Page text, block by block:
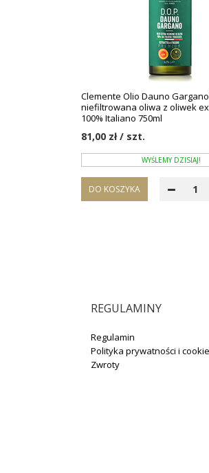
Clemente Olio Dauno Gargano
niefiltrowana oliwa z oliwek
100% Italiano 750ml
81,00 zł / szt.
WYŚLEMY DZISIAJ!
DO KOSZYKA
REGULAMINY
Regulamin
Polityka prywatności i
Zwroty